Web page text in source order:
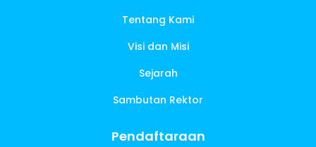
Tentang Kami
Visi dan Misi
Sejarah
Sambutan Rektor
Pendaftaraan